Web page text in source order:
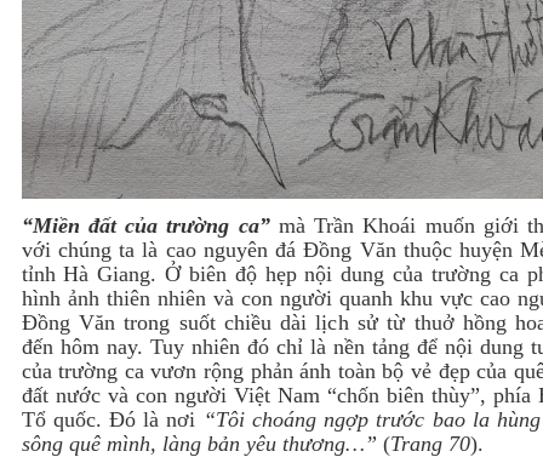
“Miền đất của trường ca”mà Trần Khoái muốn giới
với chúng ta là cao nguyên đá Đồng Văn thuộc huyện
tỉnh Hà Giang. Ở biên độ hẹp nội dung của trường ca
hình ảnh thiên nhiên và con người quanh khu vực cao
Đồng Văn trong suốt chiều dài lịch sử từ thuở hồng
đến hôm nay. Tuy nhiên đó chỉ là nền tảng để nội dung
của trường ca vươn rộng phản ánh toàn bộ vẻ đẹp của
đất nước và con người Việt Nam “chốn biên thùy”, phía
Tổ quốc. Đó là nơi “Tôi choáng ngợp trước bao la
sông quê mình, làng bản yêu thương…” (Trang 70).